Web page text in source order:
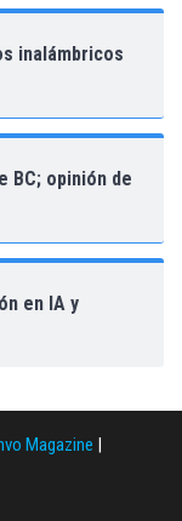
inalámbricos
BC; opinión de
en IA y
Magazine |